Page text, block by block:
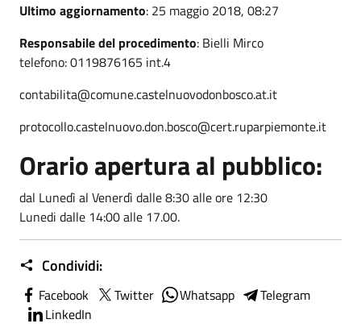
Ultimo aggiornamento: 25 maggio 2018, 08:27
Responsabile del procedimento: Bielli Mirco
telefono: 0119876165 int.4
contabilita@comune.castelnuovodonbosco.at.it
protocollo.castelnuovo.don.bosco@cert.ruparpiemonte.it
Orario apertura al pubblico:
dal Lunedì al Venerdì dalle 8:30 alle ore 12:30
Lunedi dalle 14:00 alle 17.00.
Condividi:
Facebook Twitter Whatsapp
Telegram
LinkedIn